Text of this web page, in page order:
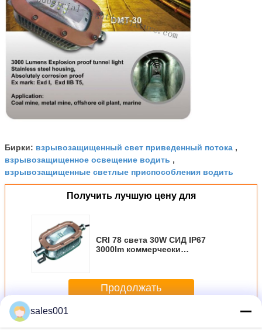
Бирки: взрывозащищенный свет приведенный потока ,
взрывозащищенное освещение водить ,
взрывозащищенные светлые приспособления водить
Получить лучшую цену для
CRI 78 света 30W СИД IP67
3000lm коммерчески
Продолжать
Больше
sales001